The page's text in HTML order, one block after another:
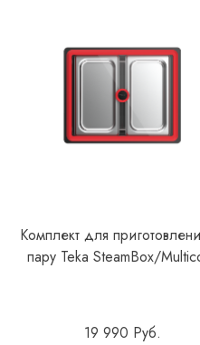
Комплект для
пару Teka SteamBox/
19 990 Руб.